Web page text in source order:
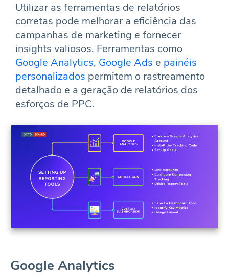
Utilizar as ferramentas de relatórios
corretas pode melhorar a eficiência das
campanhas de marketing e fornecer
insights valiosos. Ferramentas como
Google Analytics, Google Ads e painéis
personalizados permitem o rastreamento
detalhado e a geração de relatórios dos
esforços de PPC.
Google Analytics